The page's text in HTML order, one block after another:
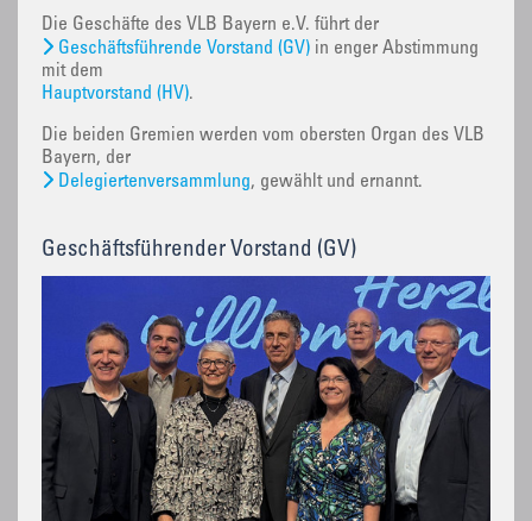
Die Geschäfte des VLB Bayern e.V. führt der
Geschäftsführende Vorstand (GV) in enger Abstimmung
mit dem
Hauptvorstand (HV).
Die beiden Gremien werden vom obersten Organ des VLB
Bayern, der
Delegiertenversammlung, gewählt und ernannt.
Geschäftsführender Vorstand (GV)